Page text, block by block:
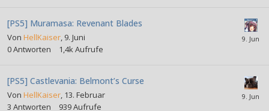
[PS5] Muramasa: Revenant Blades
Von HellKaiser 9. Juni
0Antworten 1,4k Aufrufe
[PS5] Castlevania: Belmont’s Curse
Von HellKaiser 13. Februar
3 Antworten 939Aufrufe